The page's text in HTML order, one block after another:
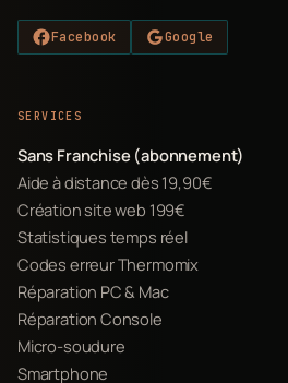
Facebook Google
SERVICES
Sans Franchise (abonnement)
Aide à distance dès 19,90€
Création site web 199€
Statistiques temps réel
Codes erreur Thermomix
Réparation PC & Mac
Réparation Console
Micro-soudure
Smartphone